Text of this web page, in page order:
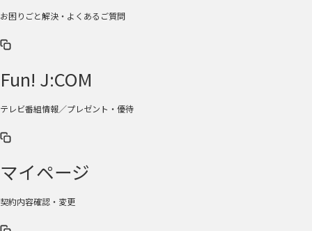
お困りごと解決・よくあるご質問
Fun! J:COM
テレビ番組情報／プレゼント・優待
マイページ
契約内容確認・変更